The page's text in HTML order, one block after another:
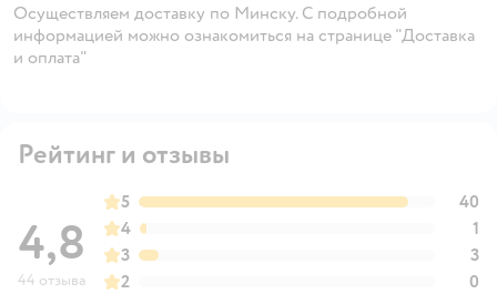
Осуществляем доставку по Минску. С подробной
информацией можно ознакомиться на странице "Доставка
и оплата"
Рейтинг и отзывы
4,8
44 отзыва
5
40
4
1
3
3
2
0